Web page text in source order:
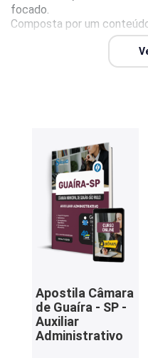
focado.
Composta por um
Apostila Prefeitura de
conforme as matérias
questões, todas
Elaboradas por
Apostilas Prefeitura
Apostila Câmara
de Guaíra - SP -
Auxiliar
Administrativo